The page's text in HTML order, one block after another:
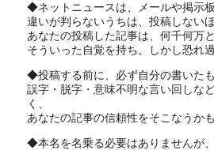
◆ネットニュースは、メールや掲示板
違いが判らないうちは、投稿しない
あなたの投稿した記事は、何千何万
そういった自覚を持ち、しかし恐れ
◆投稿する前に、必ず自分の書いた
誤字・脱字・意味不明な言い回しな
く、
あなたの記事の信頼性をそこなうか
◆本名を名乗る必要はありませんが